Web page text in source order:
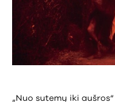
„Nuo sutemų iki